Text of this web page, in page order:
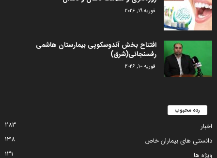
فوریه 19, 2026
افتتاح بخش آندوسکوپی بیمارستان هاشمی
رفسنجانی(شرق)
فوریه 10, 2026
رده محبوب
اخبار
283
دانستی های بیماران خاص
138
ویژه ها
131